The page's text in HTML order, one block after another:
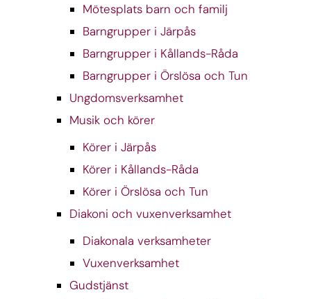
Mötesplats barn och familj
Barngrupper i Järpås
Barngrupper i Kållands-Råda
Barngrupper i Örslösa och Tun
Ungdomsverksamhet
Musik och körer
Körer i Järpås
Körer i Kållands-Råda
Körer i Örslösa och Tun
Diakoni och vuxenverksamhet
Diakonala verksamheter
Vuxenverksamhet
Gudstjänst